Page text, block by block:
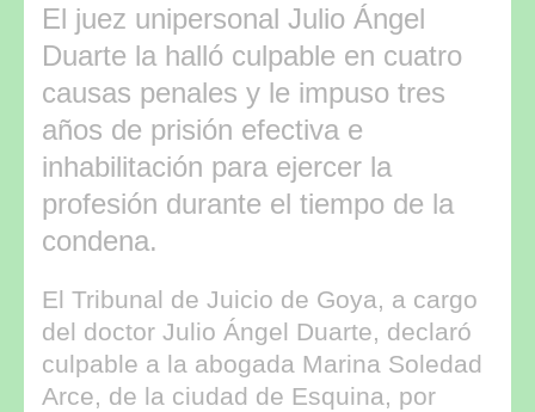
El juez unipersonal Julio Ángel
Duarte la halló culpable en cuatro
causas penales y le impuso tres
años de prisión efectiva e
inhabilitación para ejercer la
profesión durante el tiempo de la
condena.
El Tribunal de Juicio de Goya, a cargo
del doctor Julio Ángel Duarte, declaró
culpable a la abogada Marina Soledad
Arce, de la ciudad de Esquina, por